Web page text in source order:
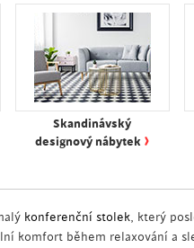
Skandinávský
designový nábytek ›
konferenční stolek , který
komfort během relaxování a